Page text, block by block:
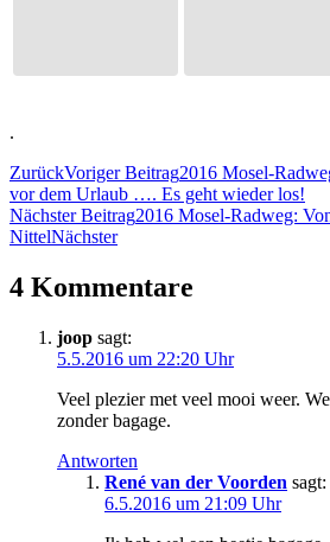
.
ZurückVoriger Beitrag2016 Mosel-
vor dem Urlaub …. Es geht wieder los!
Nächster Beitrag2016 Mosel-Radweg:
NittelNächster
4 Kommentare
joop sagt:
5.5.2016 um 22:20 Uhr
Veel plezier met veel mooi weer.
zonder bagage.
Antworten
René van der Voorden sagt:
6.5.2016 um 21:09 Uhr